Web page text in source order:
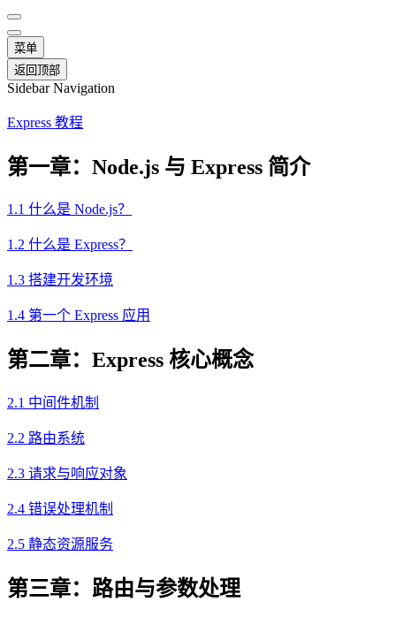
菜单
返回顶部
Sidebar Navigation
Express 教程
第一章：Node.js 与 Express 简介
1.1 什么是 Node.js？
1.2 什么是 Express？
1.3 搭建开发环境
1.4 第一个 Express 应用
第二章：Express 核心概念
2.1 中间件机制
2.2 路由系统
2.3 请求与响应对象
2.4 错误处理机制
2.5 静态资源服务
第三章：路由与参数处理